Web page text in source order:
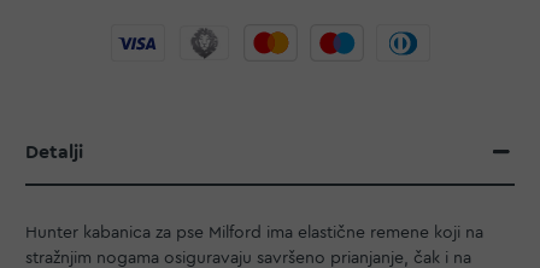
Detalji
Hunter kabanica za pse Milford ima elastične remene koji na
stražnjim nogama osiguravaju savršeno prianjanje, čak i na